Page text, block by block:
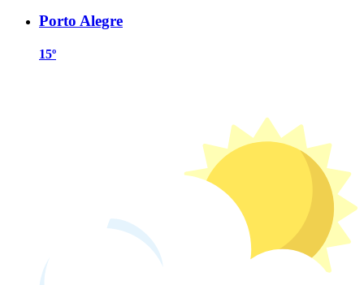
Porto Alegre
15º